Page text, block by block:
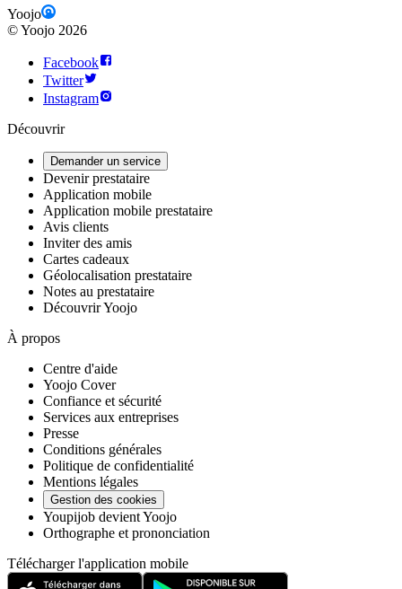
Yoojo
©Yoojo 2026
Facebook
Twitter
Instagram
Découvrir
Demander un service
Devenir prestataire
Application mobile
Application mobile prestataire
Avis clients
Inviter des amis
Cartes cadeaux
Géolocalisation prestataire
Notes au prestataire
Découvrir Yoojo
À propos
Centre d'aide
Yoojo Cover
Confiance et sécurité
Services aux entreprises
Presse
Conditions générales
Politique de confidentialité
Mentions légales
Gestion des cookies
Youpijob devient Yoojo
Orthographe et prononciation
Télécharger l'application mobile